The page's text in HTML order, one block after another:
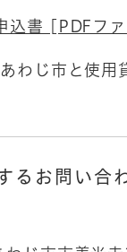
込書 [PDFフ
わじ市と使用
るお問い合